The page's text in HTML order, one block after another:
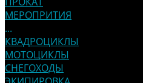
МЕРОПРИТИЯ
...
КВАДРОЦИКЛЫ
МОТОЦИКЛЫ
СНЕГОХОДЫ